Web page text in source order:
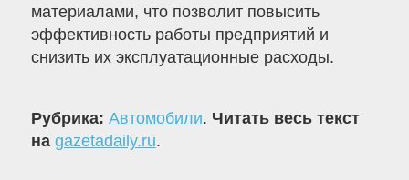
материалами, что позволит повысить
эффективность работы предприятий и
снизить их эксплуатационные расходы.
Рубрика: Автомобили. Читать весь текст
на gazetadaily.ru.